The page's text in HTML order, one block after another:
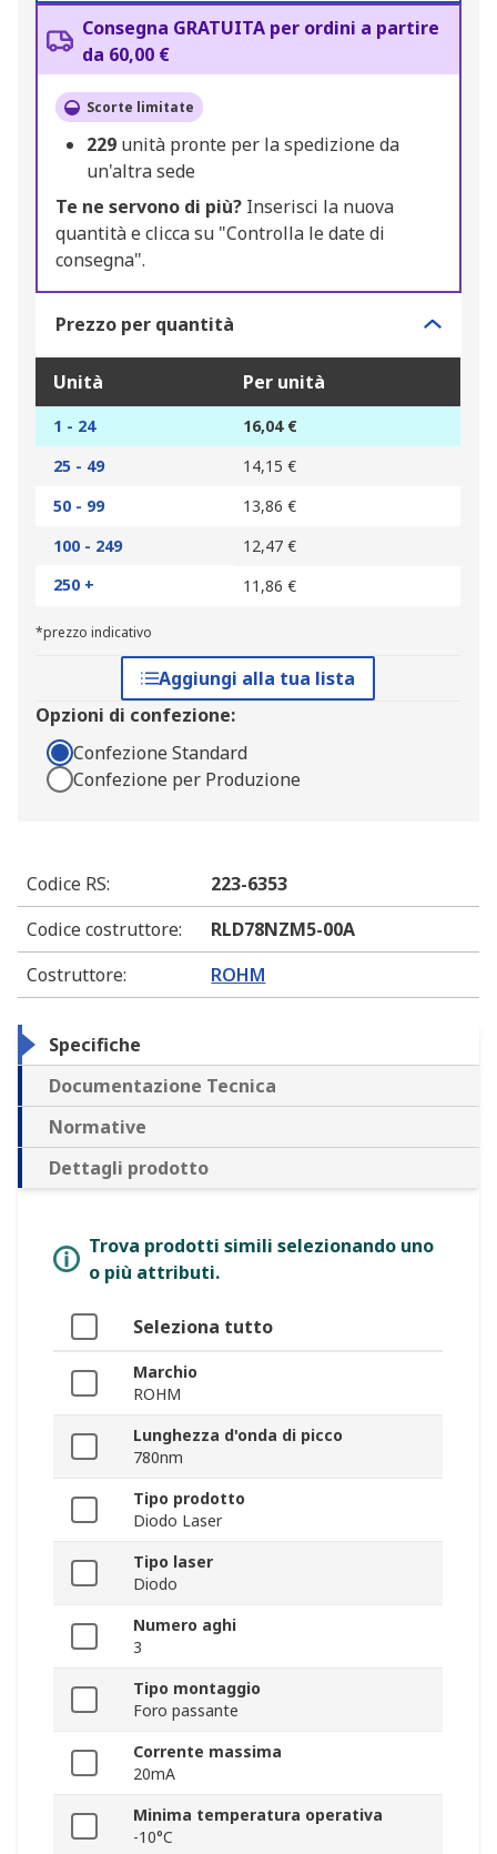
Consegna GRATUITA per ordini a partire
da 60,00 €
Scorte limitate
229 unità pronte per la spedizione da
un'altra sede
Te ne servono di più? Inserisci la nuova
quantità e clicca su "Controlla le date di
consegna".
Prezzo per quantità
Unità Per unità
1 - 24
16,04 €
25 - 49
14,15 €
50 - 99
13,86 €
100 - 249
12,47 €
250 +
11,86 €
*prezzo indicativo
Aggiungi alla tua lista
Opzioni di confezione:
Confezione Standard
Confezione per Produzione
Codice RS:
223-6353
Codice costruttore:
RLD78NZM5-00A
Costruttore: ROHM
Specifiche
Documentazione Tecnica
Normative
Dettagli prodotto
Trova prodotti simili selezionando uno
o più attributi.
Seleziona tutto
Marchio
ROHM
Lunghezza d'onda di picco
780nm
Tipo prodotto
Diodo Laser
Tipo laser
Diodo
Numero aghi
3
Tipo montaggio
Foro passante
Corrente massima
20mA
Minima temperatura operativa
-10°C